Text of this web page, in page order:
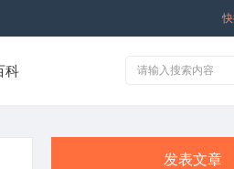
科
发表文章